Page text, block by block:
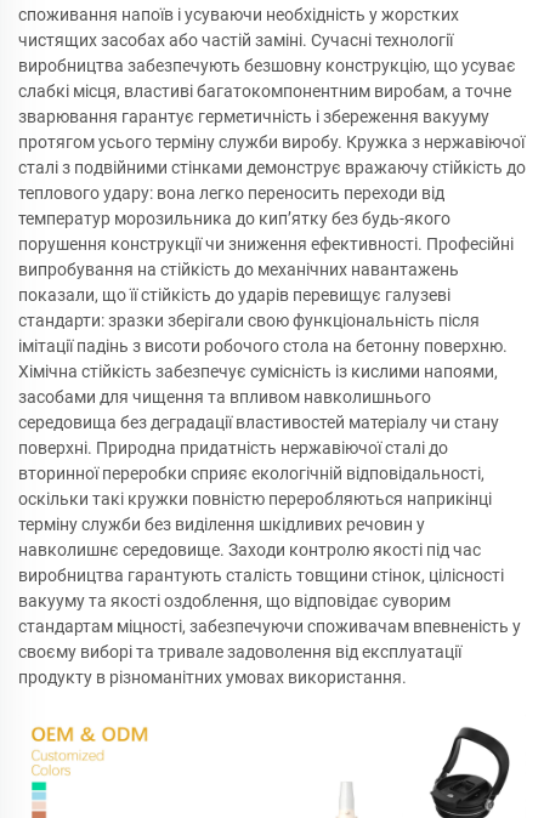
споживання напоїв і усуваючи необхідність у жорстких
чистящих засобах або частій заміні. Сучасні технології
виробництва забезпечують безшовну конструкцію, що усуває
слабкі місця, властиві багатокомпонентним виробам, а точне
зварювання гарантує герметичність і збереження вакууму
протягом усього терміну служби виробу. Кружка з нержавіючої
сталі з подвійними стінками демонструє вражаючу стійкість до
теплового удару: вона легко переносить переходи від
температур морозильника до кип’ятку без будь-якого
порушення конструкції чи зниження ефективності. Професійні
випробування на стійкість до механічних навантажень
показали, що її стійкість до ударів перевищує галузеві
стандарти: зразки зберігали свою функціональність після
імітації падінь з висоти робочого стола на бетонну поверхню.
Хімічна стійкість забезпечує сумісність із кислими напоями,
засобами для чищення та впливом навколишнього
середовища без деградації властивостей матеріалу чи стану
поверхні. Природна придатність нержавіючої сталі до
вторинної переробки сприяє екологічній відповідальності,
оскільки такі кружки повністю переробляються наприкінці
терміну служби без виділення шкідливих речовин у
навколишнє середовище. Заходи контролю якості під час
виробництва гарантують сталість товщини стінок, цілісності
вакууму та якості оздоблення, що відповідає суворим
стандартам міцності, забезпечуючи споживачам впевненість у
своєму виборі та тривале задоволення від експлуатації
продукту в різноманітних умовах використання.